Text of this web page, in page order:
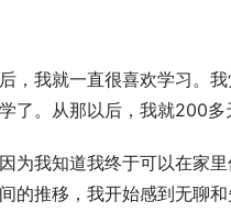
，我就一直很喜欢学习。
了。从那以后，我就200多
为我知道我终于可以在家
的推移，我开始感到无聊